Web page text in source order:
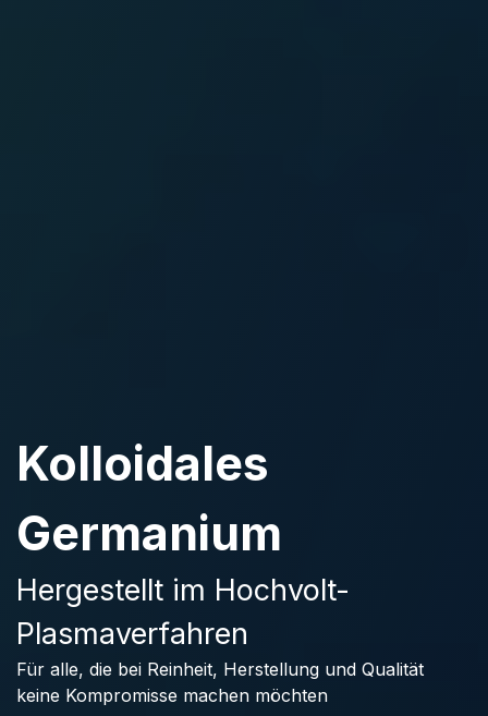
Kolloidales
Germanium
Hergestellt im Hochvolt-
Plasmaverfahren
Für alle, die bei Reinheit, Herstellung und Qualität
keine Kompromisse machen möchten